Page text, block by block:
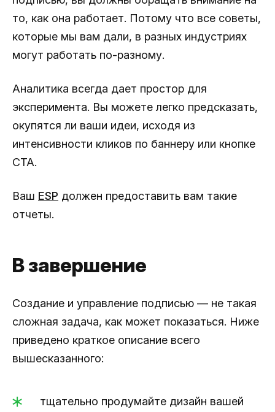
то, как она работает. Потому что все советы,
которые мы вам дали, в разных индустриях
могут работать по-разному.
Аналитика всегда дает простор для
эксперимента. Вы можете легко предсказать,
окупятся ли ваши идеи, исходя из
интенсивности кликов по баннеру или кнопке
CTA.
Ваш ESP должен предоставить вам такие
отчеты.
В завершение
Создание и управление подписью — не такая
сложная задача, как может показаться. Ниже
приведено краткое описание всего
вышесказанного:
тщательно продумайте дизайн вашей